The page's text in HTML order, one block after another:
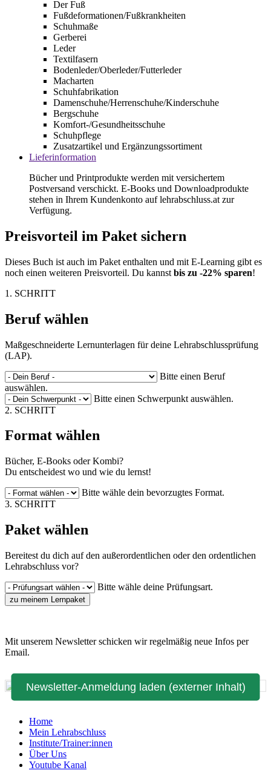
Der Fuß
Fußdeformationen/Fußkrankheiten
Schuhmaße
Gerberei
Leder
Textilfasern
Bodenleder/Oberleder/Futterleder
Macharten
Schuhfabrikation
Damenschuhe/Herrenschuhe/Kinderschuhe
Bergschuhe
Komfort-/Gesundheitsschuhe
Schuhpflege
Zusatzartikel und Ergänzungssortiment
Lieferinformation
Bücher und Printprodukte werden mit versichertem
Postversand verschickt. E-Books und Downloadprodukte
stehen in Ihrem Kundenkonto auf lehrabschluss.at zur
Verfügung.
Preisvorteil im Paket sichern
Dieses Buch ist auch im Paket enthalten und mit E-Learning gibt es
noch einen weiteren Preisvorteil. Du kannst bis zu -22% sparen!
1. SCHRITT
Beruf wählen
Maßgeschneiderte Lernunterlagen für deine Lehrabschlussprüfung
(LAP).
Bitte einen Beruf
auswählen.
Bitte einen Schwerpunkt auswählen.
2. SCHRITT
Format wählen
Bücher, E-Books oder Kombi?
Du entscheidest wo und wie du lernst!
Bitte wähle dein bevorzugtes Format.
3. SCHRITT
Paket wählen
Bereitest du dich auf den außerordentlichen oder den ordentlichen
Lehrabschluss vor?
Bitte wähle deine Prüfungsart.
zu meinem Lernpaket
Mit unserem Newsletter schicken wir regelmäßig neue Infos per
Email.
Newsletter-Anmeldung laden (externer Inhalt)
Home
Mein Lehrabschluss
Institute/Trainer:innen
Über Uns
Youtube Kanal